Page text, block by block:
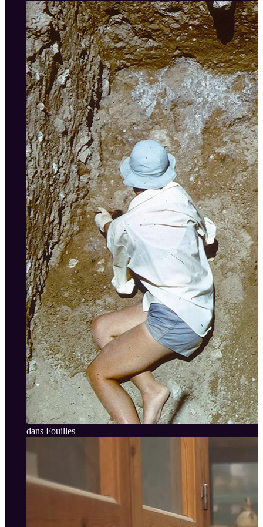
dans Fouilles